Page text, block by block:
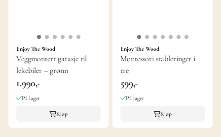
Enjoy The Wood
Veggmontert garasje til
lekebiler – grønn
1.990,-
På lager
Kjøp
Enjoy The Wood
Montessori stableringer i
tre
599,-
På lager
Kjøp